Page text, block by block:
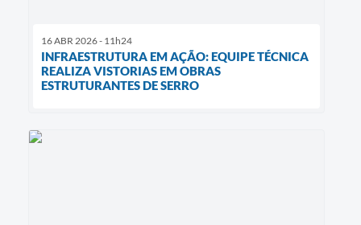
16 ABR 2026 - 11h24
INFRAESTRUTURA EM AÇÃO: EQUIPE TÉCNICA
REALIZA VISTORIAS EM OBRAS
ESTRUTURANTES DE SERRO